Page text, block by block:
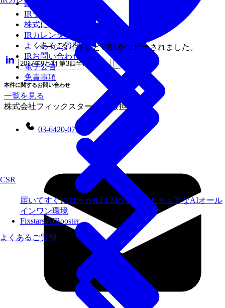
財務ハイライト
IRライブラリ
株式について
IRカレンダー
よくあるご質問
IRお問い合わせ
電子公告
免責事項
一覧を見る
CSR
届いてすぐにローカルLLMが使えるセキュアなAIオール
インワン環境
Fixstars AIBooster
よくあるご質問
ページタイトルとURLがコピーされました。
本件に関するお問い合わせ
株式会社フィックスターズ 広報担当
03-6420-0751